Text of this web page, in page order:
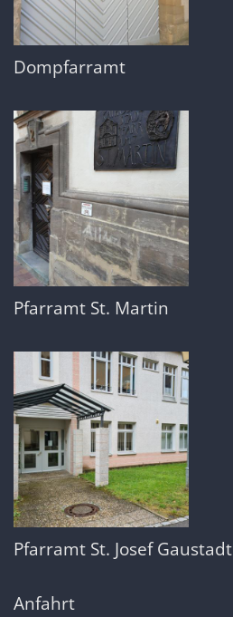
Dompfarramt
Pfarramt St. Martin
Pfarramt St. Josef Gaustadt
Anfahrt